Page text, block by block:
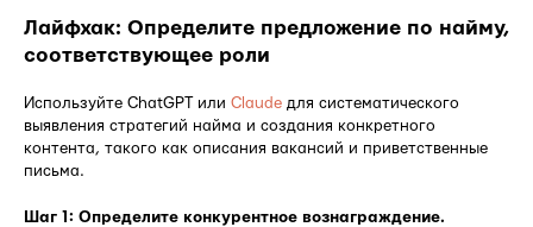
Лайфхак: Определите предложение по найму,
соответствующее роли
Используйте ChatGPT или Claude для систематического
выявления стратегий найма и создания конкретного
контента, такого как описания вакансий и приветственные
письма.
Шаг 1: Определите конкурентное вознаграждение.